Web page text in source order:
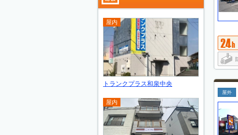
屋外
屋内
トランクプラス和泉中央
屋内